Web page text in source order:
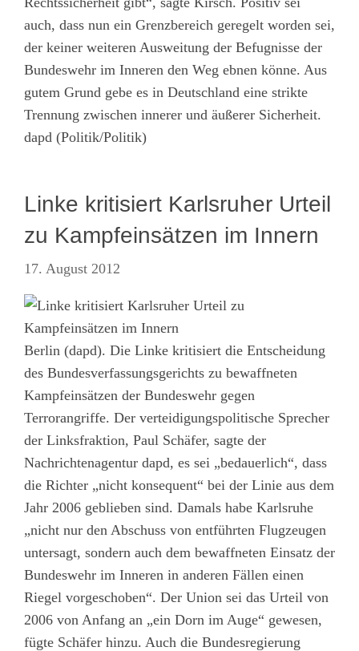
auch, dass nun ein Grenzbereich geregelt worden sei,
der keiner weiteren Ausweitung der Befugnisse der
Bundeswehr im Inneren den Weg ebnen könne. Aus
gutem Grund gebe es in Deutschland eine strikte
Trennung zwischen innerer und äußerer Sicherheit.
dapd (Politik/Politik)
Linke kritisiert Karlsruher Urteil
zu Kampfeinsätzen im Innern
17. August 2012
Berlin (dapd). Die Linke kritisiert die Entscheidung
des Bundesverfassungsgerichts zu bewaffneten
Kampfeinsätzen der Bundeswehr gegen
Terrorangriffe. Der verteidigungspolitische Sprecher
der Linksfraktion, Paul Schäfer, sagte der
Nachrichtenagentur dapd, es sei „bedauerlich“, dass
die Richter „nicht konsequent“ bei der Linie aus dem
Jahr 2006 geblieben sind. Damals habe Karlsruhe
„nicht nur den Abschuss von entführten Flugzeugen
untersagt, sondern auch dem bewaffneten Einsatz der
Bundeswehr im Inneren in anderen Fällen einen
Riegel vorgeschoben“. Der Union sei das Urteil von
2006 von Anfang an „ein Dorn im Auge“ gewesen,
fügte Schäfer hinzu. Auch die Bundesregierung